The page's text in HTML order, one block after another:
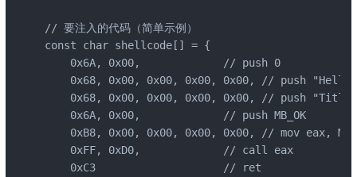
// 要注入的代码（简单示例）
const char shellcode[] = {
    0x6A, 0x00,             // push 0
0x68, 0x00, 0x00, 0x00, 0x00, // push "Hello"
0x68, 0x00, 0x00, 0x00, 0x00, // push "Title"
    0x6A, 0x00,             // push MB_OK
0xB8, 0x00, 0x00, 0x00, 0x00, // mov eax,
    0xFF, 0xD0,             // call eax
    0xC3                    // ret